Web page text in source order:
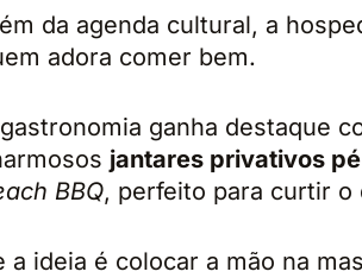
da agenda cultural, a
adora comer bem.
ganha destaque
jantares privativos
BBQ, perfeito para curtir o
a ideia é colocar a mão na